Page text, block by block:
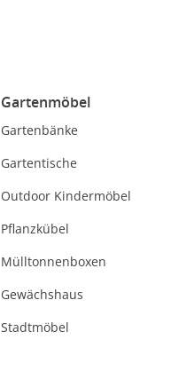
Gartenmöbel
Gartenbänke
Gartentische
Outdoor Kindermöbel
Pflanzkübel
Mülltonnenboxen
Gewächshaus
Stadtmöbel